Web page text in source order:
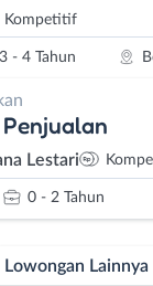
Kompetitif
3 - 4 Tahun
Lestari
0 - 2 Tahun
Lowongan Lainnya